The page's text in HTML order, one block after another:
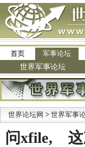
首页 军事论坛
世界军事论坛
世界论坛网 > 世界军事
问xfile, 这